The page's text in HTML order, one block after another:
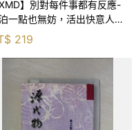
XMD】別對每件事都有反應-
一點也無妨，活出快意人生
個禪練習！_枡野俊明, 黃
219